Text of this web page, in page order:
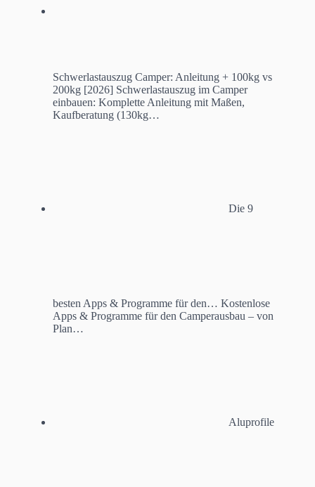
Schwerlastauszug Camper: Anleitung + 100kg vs
200kg [2026] Schwerlastauszug im Camper
einbauen: Komplette Anleitung mit Maßen,
Kaufberatung (130kg…
Die 9
besten Apps & Programme für den… Kostenlose
Apps & Programme für den Camperausbau – von
Plan…
Aluprofile